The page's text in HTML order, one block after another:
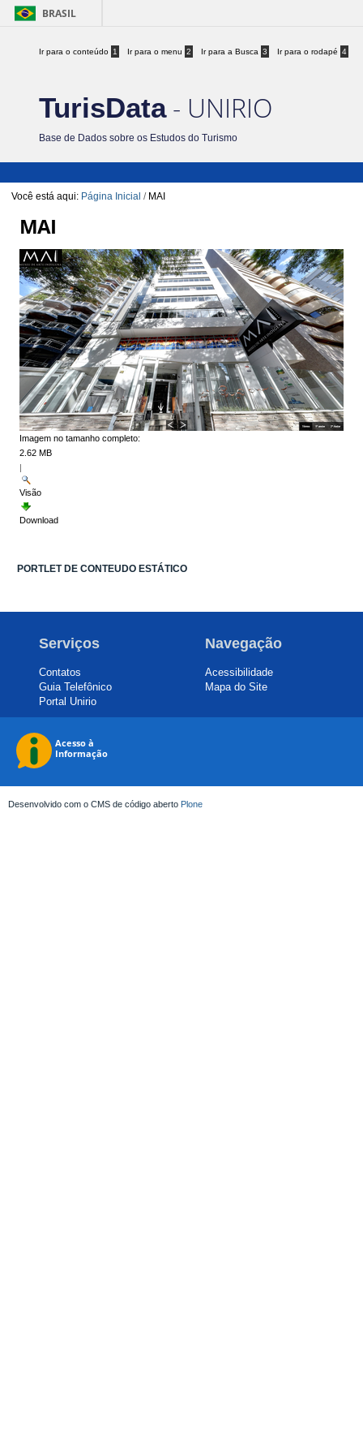
BRASIL
Ir para o conteúdo 1 Ir para o menu 2 Ir para a Busca 3 Ir para o rodapé 4
TurisData- UNIRIO
Base de Dados sobre os Estudos do Turismo
Você está aqui: Página Inicial / MAI
MAI
Imagem no tamanho completo:
2.62 MB
|
Visão
Download
PORTLET DE CONTEUDO ESTÁTICO
Serviços
Contatos
Guia Telefônico
Portal Unirio
Navegação
Acessibilidade
Mapa do Site
Desenvolvido com o CMS de código aberto Plone